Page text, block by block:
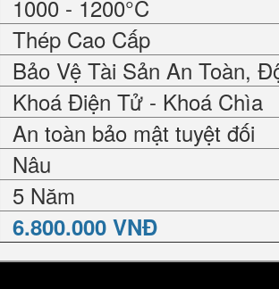
1000 - 1200°C
Thép Cao Cấp
Bảo Vệ Tài Sản An Toàn,
Khoá Điện Tử - Khoá Chìa
An toàn bảo mật tuyệt đối
Nâu
5 Năm
6.800.000 VNĐ